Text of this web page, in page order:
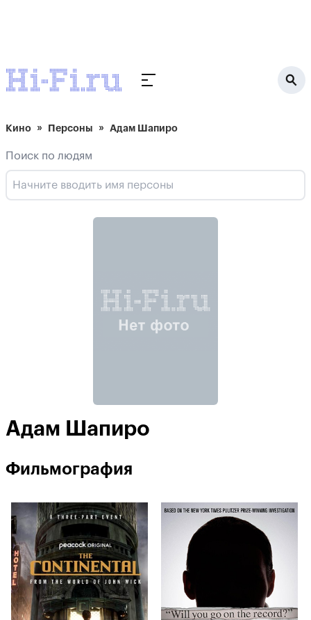
Кино Персоны Адам Шапиро
Поиск по людям
Адам Шапиро
Фильмография